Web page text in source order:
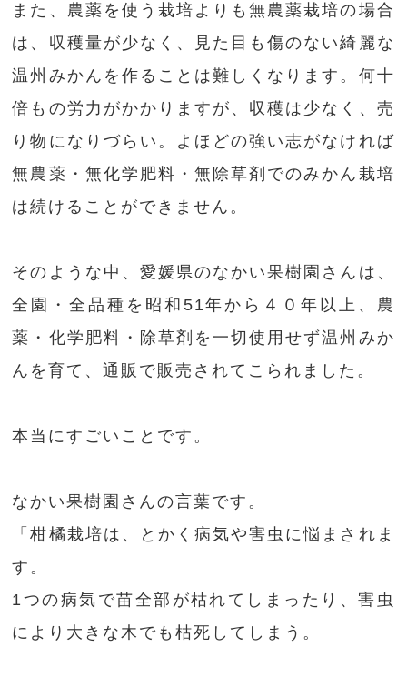
また、農薬を使う栽培よりも無農薬栽培の場合
は、収穫量が少なく、見た目も傷のない綺麗な
温州みかんを作ることは難しくなります。何十
倍もの労力がかかりますが、収穫は少なく、売
り物になりづらい。よほどの強い志がなければ
無農薬・無化学肥料・無除草剤でのみかん栽培
は続けることができません。
そのような中、愛媛県のなかい果樹園さんは、
全園・全品種を昭和51年から４０年以上、農
薬・化学肥料・除草剤を一切使用せず温州みか
んを育て、通販で販売されてこられました。
本当にすごいことです。
なかい果樹園さんの言葉です。
「柑橘栽培は、とかく病気や害虫に悩まされま
す。
1つの病気で苗全部が枯れてしまったり、害虫
により大きな木でも枯死してしまう。